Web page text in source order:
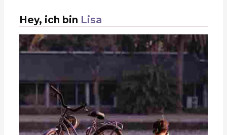
Hey, ich bin Lisa